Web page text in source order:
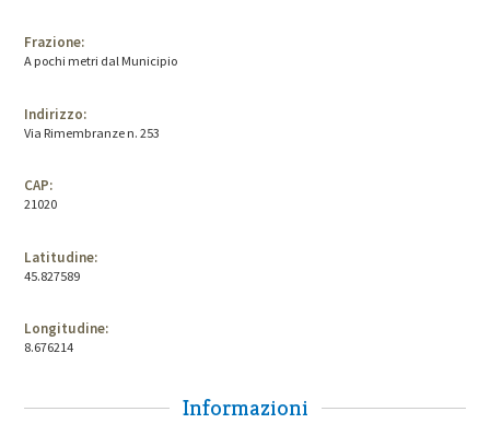
Frazione:
A pochi metri dal Municipio
Indirizzo:
Via Rimembranze n. 253
CAP:
21020
Latitudine:
45.827589
Longitudine:
8.676214
Informazioni